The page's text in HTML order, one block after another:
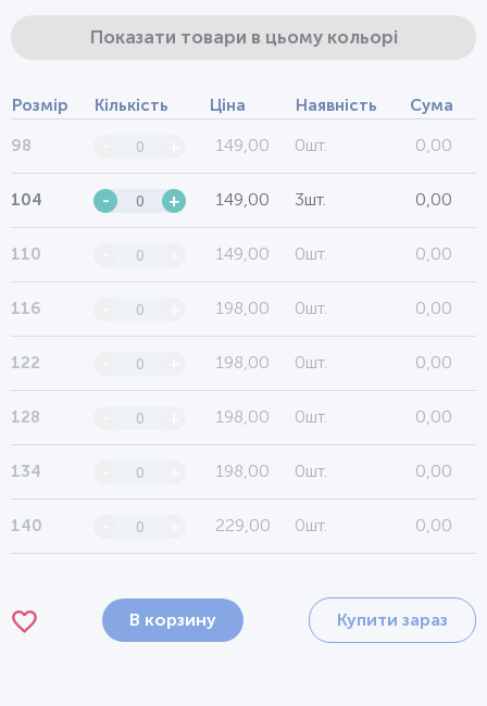
Показати товари в цьому кольорі
Розмір Кількість Ціна Наявність Сума
98 149,00 0шт. 0,00
104 - + 149,00 3шт. 0,00
110 149,00 0шт. 0,00
116 198,00 0шт. 0,00
122 198,00 0шт. 0,00
128 198,00 0шт. 0,00
134 198,00 0шт. 0,00
140 229,00 0шт. 0,00
В корзину Купити зараз